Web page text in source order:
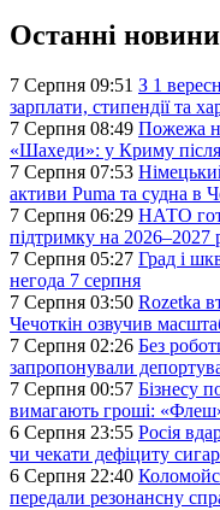
Останні новини
7 Серпня 09:51 З 1
зарплати, стипендії та
7 Серпня 08:49 Пожежа
«Шахеди»: у Криму
7 Серпня 07:53
активи Puma та судна в
7 Серпня 06:29 НАТО
підтримку на 2026–2027
7 Серпня 05:27 Град і
негода 7 серпня
7 Серпня 03:50 Rozetka
Чечоткін озвучив
7 Серпня 02:26 Без
запропонували
7 Серпня 00:57 Бізнесу
вимагають гроші:
6 Серпня 23:55 Росія
чи чекати дефіциту
6 Серпня 22:40
передали резонансну